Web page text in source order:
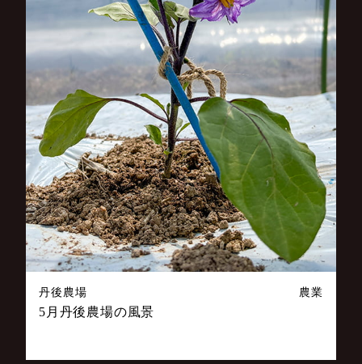
丹後農場 農業
5月丹後農場の風景